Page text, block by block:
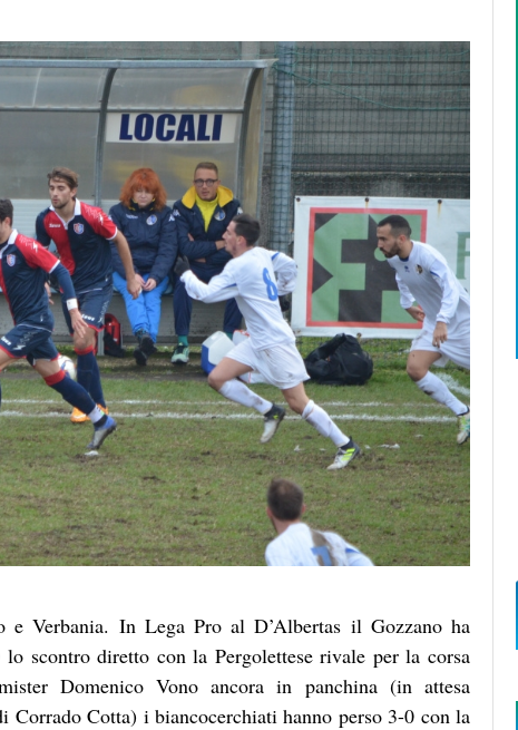
e Verbania. In Lega Pro al D’Albertas il Gozzano ha
lo scontro diretto con la Pergolettese rivale per la corsa
Domenico Vono ancora in panchina (in attesa
Cotta) i biancocerchiati hanno perso 3-0 con la